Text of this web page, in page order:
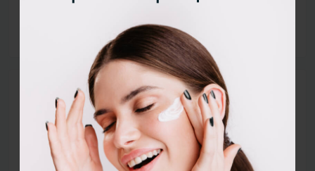
– нейтральный увлажняющий
Способ применения
Внимание! Есть ограничения:
20% ниацинамидне желательно использовать